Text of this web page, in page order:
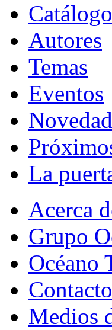
Autores
Temas
Eventos
La
Acerca
Grupo
Océano
Contacto
Medios